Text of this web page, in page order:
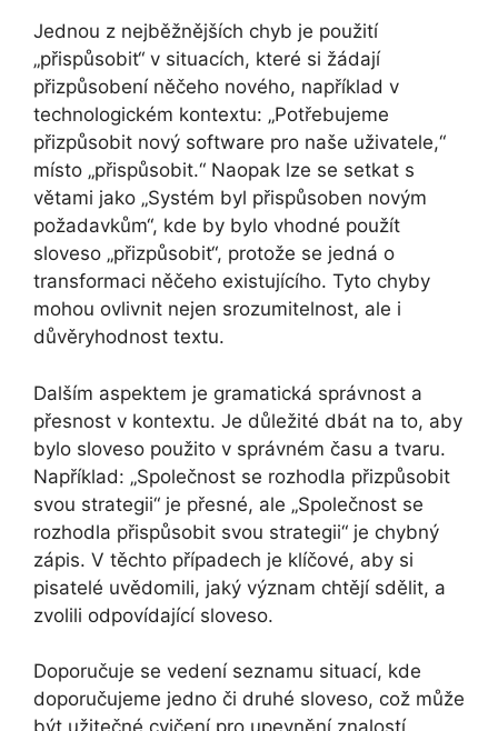
Jednou z nejběžnějších chyb je použití
„přispůsobit“ v situacích, které si žádají
přizpůsobení něčeho nového, například v
technologickém kontextu: „Potřebujeme
přizpůsobit nový software pro naše uživatele,“
místo „přispůsobit.“ Naopak lze se setkat s
větami jako „Systém byl přispůsoben novým
požadavkům“, kde by bylo vhodné použít
sloveso „přizpůsobit“, protože se jedná o
transformaci něčeho existujícího. Tyto chyby
mohou ovlivnit nejen srozumitelnost, ale i
důvěryhodnost textu.
Dalším aspektem je gramatická správnost a
přesnost v kontextu. Je důležité dbát na to, aby
bylo sloveso použito v správném času a tvaru.
Například: „Společnost se rozhodla přizpůsobit
svou strategii“ je přesné, ale „Společnost se
rozhodla přispůsobit svou strategii“ je chybný
zápis. V těchto případech je klíčové, aby si
pisatelé uvědomili, jaký význam chtějí sdělit, a
zvolili odpovídající sloveso.
Doporučuje se vedení seznamu situací, kde
doporučujeme jedno či druhé sloveso, což může